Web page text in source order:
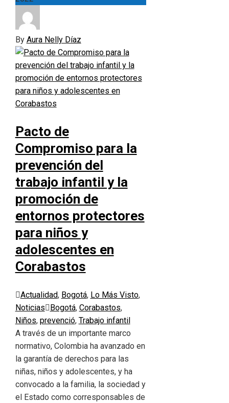
By Aura Nelly Díaz
Pacto de
Compromiso para la
prevención del
trabajo infantil y la
promoción de
entornos protectores
para niños y
adolescentes en
Corabastos
Actualidad, Bogotá, Lo Más Visto,
Noticias
Bogotá, Corabastos,
Niños, prevenció, Trabajo infantil
A través de un importante marco
normativo, Colombia ha avanzado en
la garantía de derechos para las
niñas, niños y adolescentes, y ha
convocado a la familia, la sociedad y
el Estado como corresponsables de